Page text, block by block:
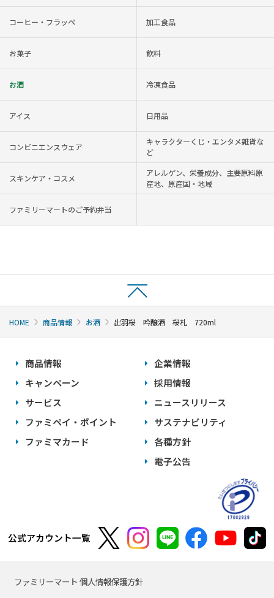
コーヒー・フラッペ 加工食品
お菓子 飲料
お酒 冷凍食品
アイス 日用品
コンビニエンスウェア
キャラクターくじ・エンタメ雑貨な
ど
スキンケア・コスメ
アレルゲン、栄養成分、主要原料原
産地、原産国・地域
ファミリーマートのご予約弁当
HOME 商品情報 お酒 出羽桜 吟醸酒 桜札 720ml
商品情報
キャンペーン
サービス
ファミペイ・ポイント
ファミマカード
企業情報
採用情報
ニュースリリース
サステナビリティ
各種方針
電子公告
公式アカウント一覧
ファミリーマート 個人情報保護方針